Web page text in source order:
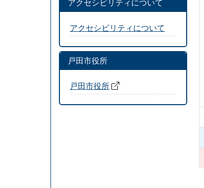
アクセシビリティについて
アクセシビリティについて
戸田市役所
戸田市役所